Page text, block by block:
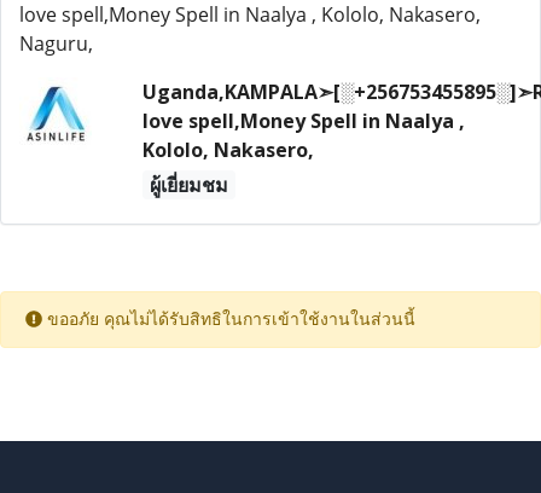
love spell,Money Spell in Naalya , Kololo, Nakasero,
Naguru,
love spell,Money Spell in Naalya ,
Kololo, Nakasero,
ผู้เยี่ยมชม
ขออภัย คุณไม่ได้รับสิทธิในการเข้าใช้งานในส่วนนี้